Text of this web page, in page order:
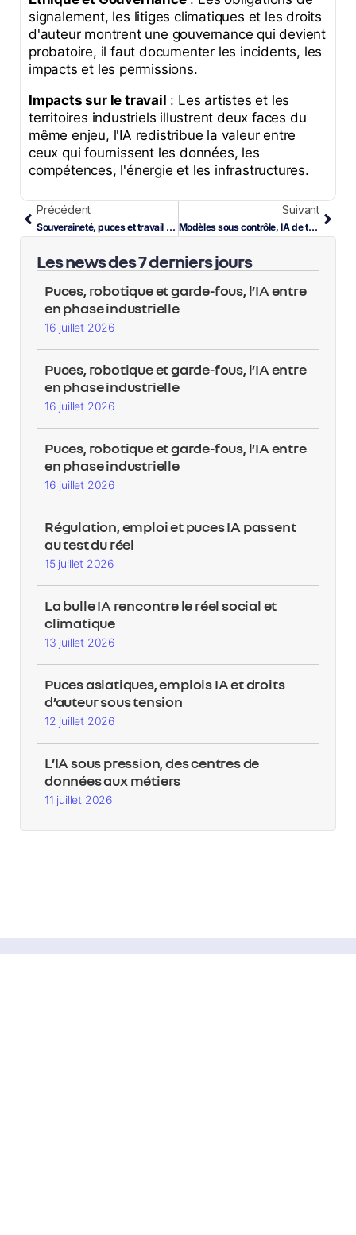
signalement, les litiges climatiques et les droits
d'auteur montrent une gouvernance qui devient
probatoire, il faut documenter les incidents, les
impacts et les permissions.
Impacts sur le travail : Les artistes et les
territoires industriels illustrent deux faces du
même enjeu, l'IA redistribue la valeur entre
ceux qui fournissent les données, les
compétences, l'énergie et les infrastructures.
Précédent
Souveraineté, puces et travail humain sous tension IA
Suivant
Modèles sous contrôle, IA de terrain en accélération
Les news des 7 derniers jours
Puces, robotique et garde-fous, l’IA entre
en phase industrielle
16 juillet 2026
Puces, robotique et garde-fous, l’IA entre
en phase industrielle
16 juillet 2026
Puces, robotique et garde-fous, l’IA entre
en phase industrielle
16 juillet 2026
Régulation, emploi et puces IA passent
au test du réel
15 juillet 2026
La bulle IA rencontre le réel social et
climatique
13 juillet 2026
Puces asiatiques, emplois IA et droits
d’auteur sous tension
12 juillet 2026
L’IA sous pression, des centres de
données aux métiers
11 juillet 2026